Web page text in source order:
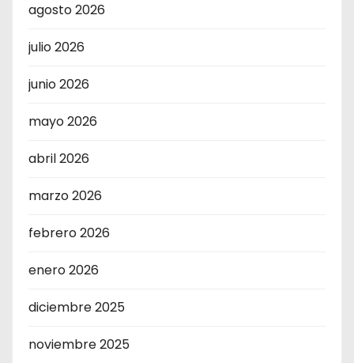
agosto 2026
julio 2026
junio 2026
mayo 2026
abril 2026
marzo 2026
febrero 2026
enero 2026
diciembre 2025
noviembre 2025